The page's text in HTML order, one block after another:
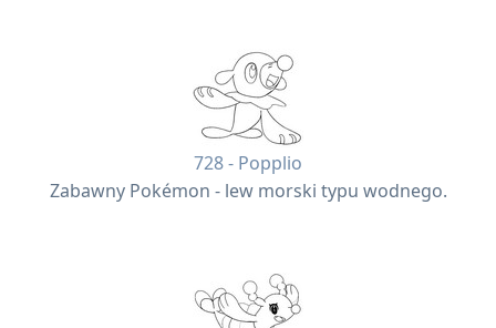
728 - Popplio
Zabawny Pokémon - lew morski typu wodnego.